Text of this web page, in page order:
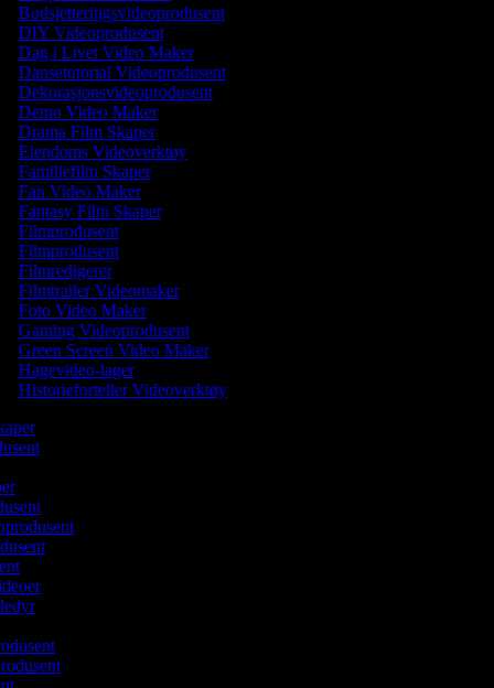
Budsjetteringsvideoprodusent
DIY Videoprodusent
Dag i Livet Video Maker
Dansetutorial Videoprodusent
Dekorasjonsvideoprodusent
Demo Video Maker
Drama Film Skaper
Eiendoms Videoverktøy
Familiefilm Skaper
Fan Video Maker
Fantasy Film Skaper
Filmprodusent
Filmprodusent
Filmredigerer
Filmtrailer Videomaker
Foto Video Maker
Gaming Videoprodusent
Green Screen Video Maker
Hagevideo-lager
Historieforteller Videoverktøy